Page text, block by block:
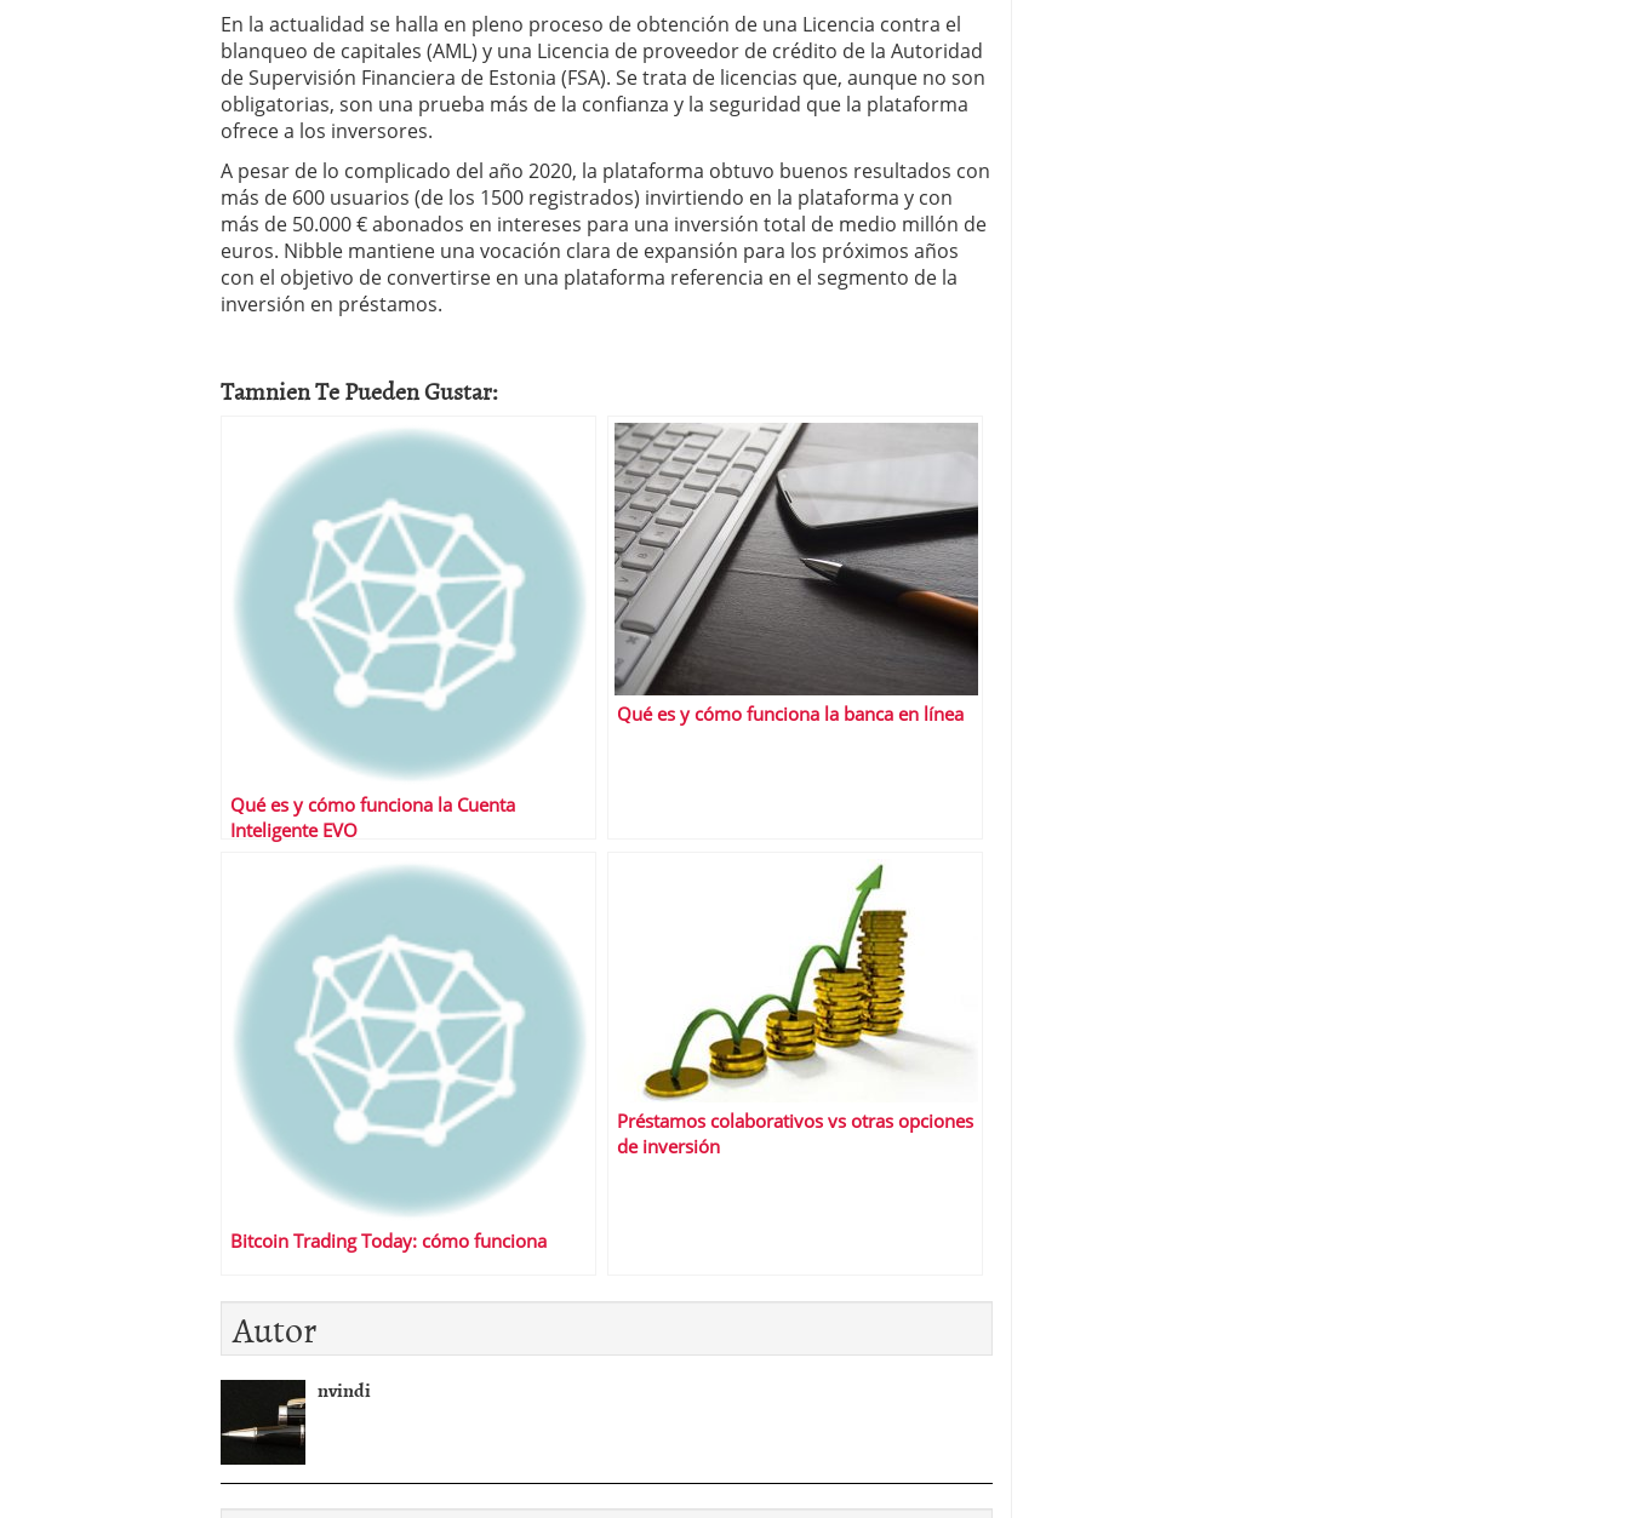
En la actualidad se halla en pleno proceso de obtención de una Licencia contra el
blanqueo de capitales (AML) y una Licencia de proveedor de crédito de la Autoridad
de Supervisión Financiera de Estonia (FSA). Se trata de licencias que, aunque no son
obligatorias, son una prueba más de la confianza y la seguridad que la plataforma
ofrece a los inversores.
A pesar de lo complicado del año 2020, la plataforma obtuvo buenos resultados con
más de 600 usuarios (de los 1500 registrados) invirtiendo en la plataforma y con
más de 50.000 € abonados en intereses para una inversión total de medio millón de
euros. Nibble mantiene una vocación clara de expansión para los próximos años
con el objetivo de convertirse en una plataforma referencia en el segmento de la
inversión en préstamos.
Tamnien Te Pueden Gustar:
Qué es y cómo funciona la Cuenta
Inteligente EVO
Qué es y cómo funciona la banca en línea
Bitcoin Trading Today: cómo funciona
Préstamos colaborativos vs otras opciones
de inversión
Autor
nvindi